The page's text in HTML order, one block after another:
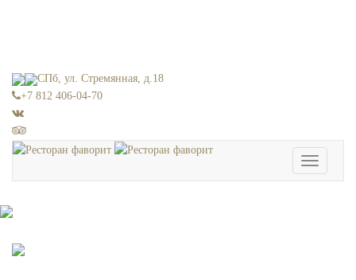
СПб, ул. Стремянная, д.18
+7 812 406-04-70
Toggle
navigation